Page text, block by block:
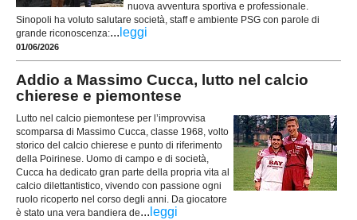
nuova avventura sportiva e professionale.
Sinopoli ha voluto salutare società, staff e ambiente PSG con parole di
grande riconoscenza:... leggi
01/06/2026
Addio a Massimo Cucca, lutto nel calcio
chierese e piemontese
Lutto nel calcio piemontese per l’improvvisa
scomparsa di Massimo Cucca, classe 1968, volto
storico del calcio chierese e punto di riferimento
della Poirinese. Uomo di campo e di società,
Cucca ha dedicato gran parte della propria vita al
calcio dilettantistico, vivendo con passione ogni
ruolo ricoperto nel corso degli anni. Da giocatore
è stato una vera bandiera de... leggi